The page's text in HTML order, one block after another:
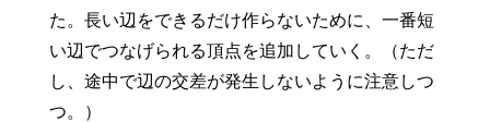
た。長い辺をできるだけ作らないために、一番短
い辺でつなげられる頂点を追加していく。（ただ
し、途中で辺の交差が発生しないように注意しつ
つ。）